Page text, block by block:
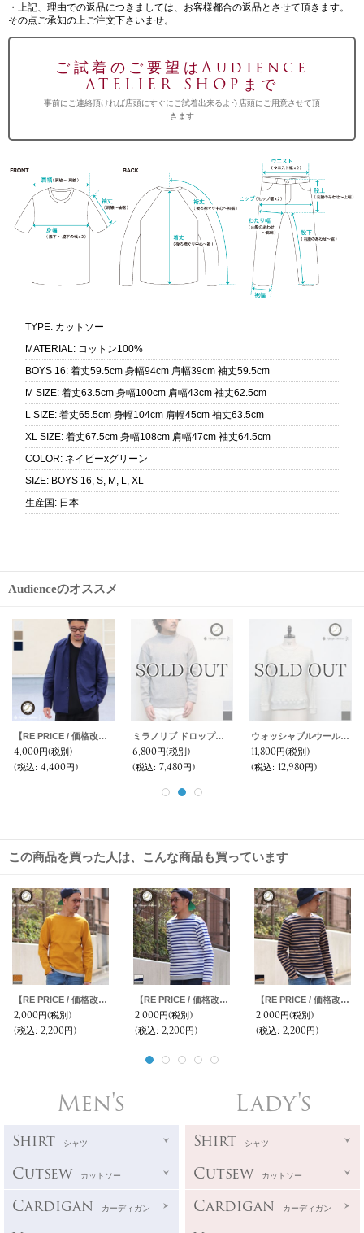
・上記、理由での返品につきましては、お客様都合の返品とさせて頂きます。
その点ご承知の上ご注文下さいませ。
ご試着のご要望はAudience
ATELIER SHOPまで
事前にご連絡頂ければ店頭にすぐにご試着出来るよう店頭にご用意させて頂
きます
TYPE: カットソー
MATERIAL: コットン100%
BOYS 16: 着丈59.5cm 身幅94cm 肩幅39cm 袖丈59.5cm
M SIZE: 着丈63.5cm 身幅100cm 肩幅43cm 袖丈62.5cm
L SIZE: 着丈65.5cm 身幅104cm 肩幅45cm 袖丈63.5cm
XL SIZE: 着丈67.5cm 身幅108cm 肩幅47cm 袖丈64.5cm
COLOR: ネイビーxグリーン
SIZE: BOYS 16, S, M, L, XL
生産国 : 日本
Audienceのオススメ
ヘビーチノワイド2タックアンクルパンツ【MADE IN JAPAN】『日本製』【送料無料】/ Upscape Audience
11,800円(税別)
(税込: 12,980円)
ミラノリブ2ボタンテーラードジャケット【MADE IN JAPAN】『日本製』 / Upscape Audience
12,800円(税別)
(税込: 14,080円)
【RE PRICE / 価格改定】馬布エンジニア3ボタンチェスターコート【MADE IN JAPAN】『日本製』/ Upscape Audience
7,800円(税別)
(税込: 8,580円)
この商品を買った人は、こんな商品も買っています
【RE PRICE / 価格改定】Basque 10オンス ( バスク天竺 ) ボートネックレイヤードカットソー【MADE IN JAPAN】『日本製』 / Upscape Audience
2,000円(税別)
(税込: 2,200円)
【RE PRICE / 価格改定】Basque 10オンス ( バスク天竺 ) ボートネックレイヤードカットソー【MADE IN JAPAN】『日本製』 / Upscape Audience
2,000円(税別)
(税込: 2,200円)
【RE PRICE / 価格改定】Basque 10オンス ( バスク天竺 ) ボートネックレイヤードカットソー【MADE IN JAPAN】『日本製』 / Upscape Audience
2,000円(税別)
(税込: 2,200円)
Men's
Shirt シャツ
Cutsew カットソー
Cardigan カーディガン
Lady's
Shirt シャツ
Cutsew カットソー
Cardigan カーディガン